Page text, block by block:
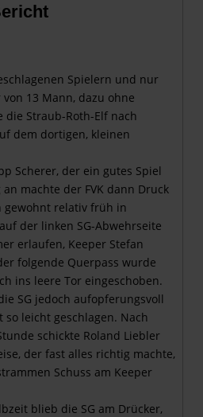
Spielern und nur
13 Mann, dazu ohne
die Straub-Roth-Elf nach
dem dortigen, kleinen
Scherer, der ein gutes Spiel
machte der FVK dann Druck
gewohnt relativ früh in
der linken SG-Abwehrseite
erlaufen, Keeper Stefan
folgende Querpass wurde
ins leere Tor eingeschoben.
SG jedoch aufopferungsvoll
leicht geschlagen. Nach
schickte Roland Liebler
der fast alles richtig machte,
Schuss am Keeper
blieb die SG am Drücker,